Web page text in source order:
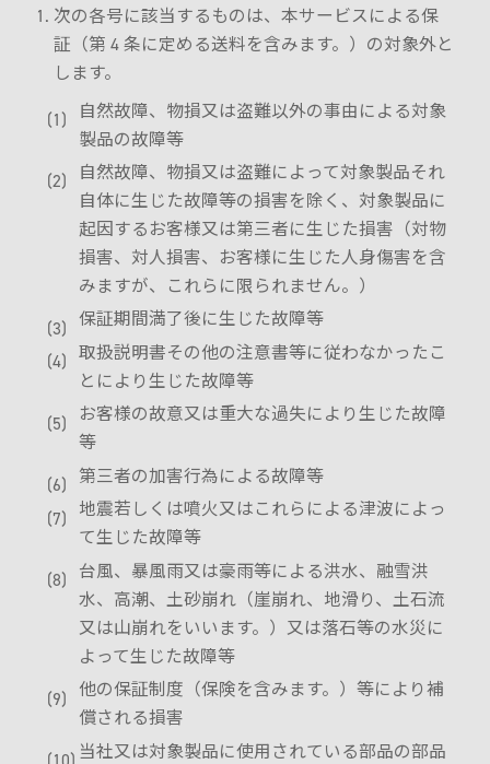
次の各号に該当するものは、本サービスによる保
証（第 4 条に定める送料を含みます。）の対象外と
します。
自然故障、物損又は盗難以外の事由による対象
製品の故障等
自然故障、物損又は盗難によって対象製品それ
自体に生じた故障等の損害を除く、対象製品に
起因するお客様又は第三者に生じた損害（対物
損害、対人損害、お客様に生じた人身傷害を含
みますが、これらに限られません。）
保証期間満了後に生じた故障等
取扱説明書その他の注意書等に従わなかったこ
とにより生じた故障等
お客様の故意又は重大な過失により生じた故障
等
第三者の加害行為による故障等
地震若しくは噴火又はこれらによる津波によっ
て生じた故障等
台風、暴風雨又は豪雨等による洪水、融雪洪
水、高潮、土砂崩れ（崖崩れ、地滑り、土石流
又は山崩れをいいます。）又は落石等の水災に
よって生じた故障等
他の保証制度（保険を含みます。）等により補
償される損害
当社又は対象製品に使用されている部品の部品